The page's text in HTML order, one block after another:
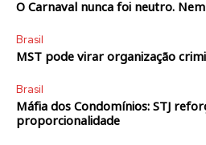
O Carnaval nunca foi neutro.
Brasil
MST pode virar organização
Brasil
Máfia dos Condomínios: STJ
proporcionalidade